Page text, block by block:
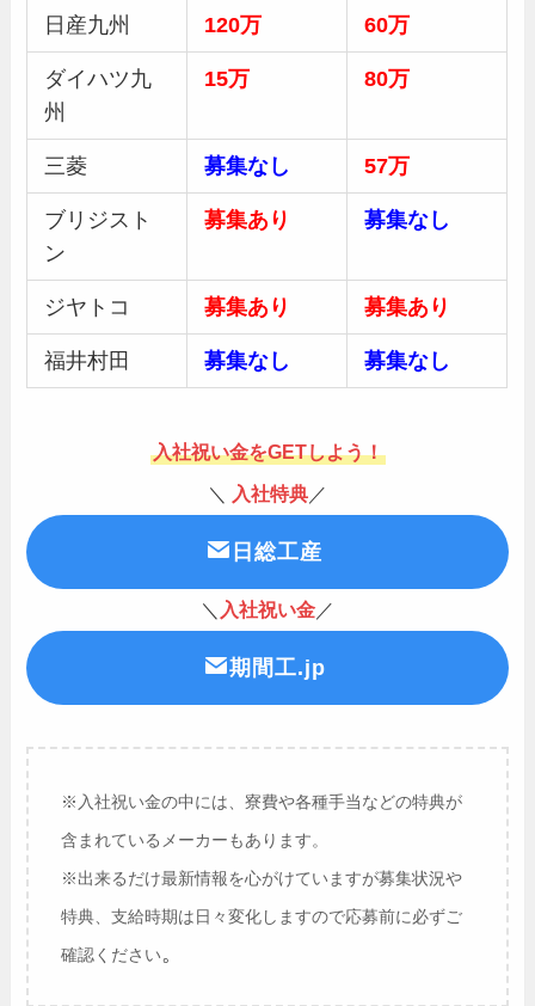
日産九州 120万 60万
ダイハツ九
州
15万 80万
三菱 募集なし 57万
ブリジスト
ン
募集あり 募集なし
ジヤトコ 募集あり 募集あり
福井村田 募集なし 募集なし
入社祝い金をGETしよう！
＼
入社特典 ／
日総工産
＼ 入社祝い金 ／
期間工.jp
※入社祝い金の中には、寮費や各種手当などの特典が
含まれているメーカーもあります。
※出来るだけ最新情報を心がけていますが募集状況や
特典、支給時期は日々変化しますので応募前に必ずご
確認ください。